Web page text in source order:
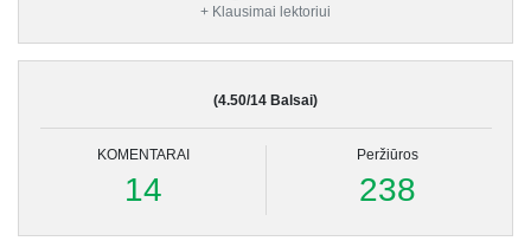
+ Klausimai lektoriui
(4.50/14 Balsai)
KOMENTARAI
14
Peržiūros
238